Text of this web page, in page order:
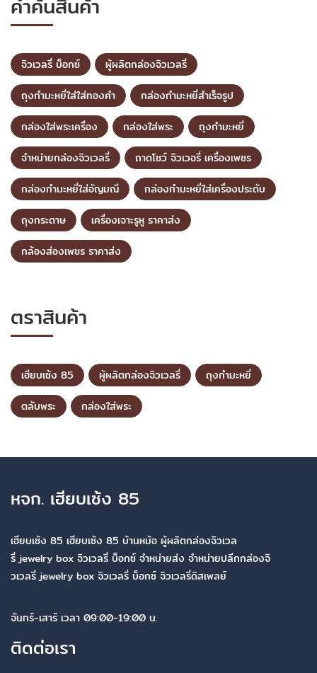
จิวเวลรี่ บ็อกซ์
ผู้ผลิตกล่องจิวเวลรี่
ถุงกำมะหยี่ใส่ใส่ทองคำ
กล่องกำมะหยี่สำเร็จรูป
กล่องใส่พระเครื่อง
กล่องใส่พระ
ถุงกำมะหยี่
จำหน่ายกล่องจิวเวลรี่
ถาดโชว์ จิวเวอรี่ เครื่องเพชร
กล่องกำมะหยี่ใส่อัญมณี
กล่องกำมะหยี่ใส่เครื่องประดับ
ถุงกระดาษ
เครื่องเจาะรูหู ราคาส่ง
กล้องส่องเพชร ราคาส่ง
ตราสินค้า
เฮียบเซ้ง 85 ผู้ผลิตกล่องจิวเวลรี่
ถุงกำมะหยี่
ตลับพระ
กล่องใส่พระ
หจก. เฮียบเซ้ง 85
เฮียบเซ้ง 85 เฮียบเซ้ง 85 บ้านหม้อ ผู้ผลิตกล่องจิวเวล
รี่ jewelry box จิวเวลรี่ บ็อกซ์ จำหน่ายส่ง จำหน่ายปลีกกล่องจิ
วเวลรี่ jewelry box จิวเวลรี่ บ็อกซ์ จิวเวลรี่ดิสเพลย์
จันทร์-เสาร์ เวลา 09:00-19:00 น.
ติดต่อเรา